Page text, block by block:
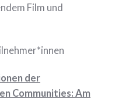
Film und
der
Communities: Am